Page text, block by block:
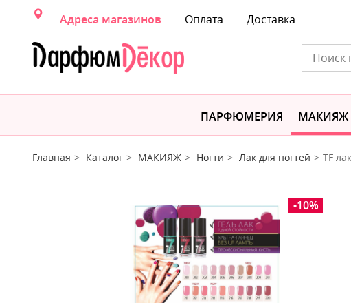
Адреса магазинов Оплата Доставка
ПАРФЮМЕРИЯ МАКИЯЖ
Главная Каталог МАКИЯЖ Ногти Лак для ногтей TF
-10%